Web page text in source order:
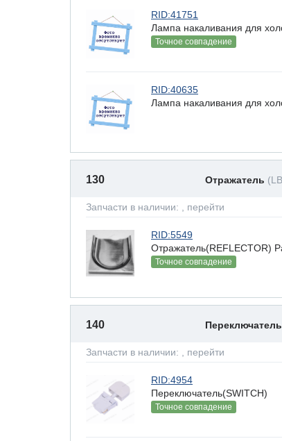
RID:41751
Лампа накаливания для
Точное совпадение
RID:40635
Лампа накаливания для
130 Отражатель
Запчасти в наличии: , перейти
RID:5549
Отражатель(REFLECTOR)
Точное совпадение
140 Переключатель
Запчасти в наличии: , перейти
RID:4954
Переключатель(SWITCH)
Точное совпадение